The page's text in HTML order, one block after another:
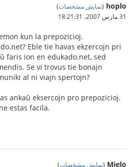
hoplo
(نمایش مشخصات)
31 مارس 2007،‏ 18:21:31
kun la prepozicioj.
Eble tie havas ekzercojn pri
faris ion en edukado.net, sed
Se vi trovus tie bonajn
al ni viajn spertojn?
ankaŭ eksercojn pro prepozicioj.
estas facila.
Mielo
(نمایش مشخصات)